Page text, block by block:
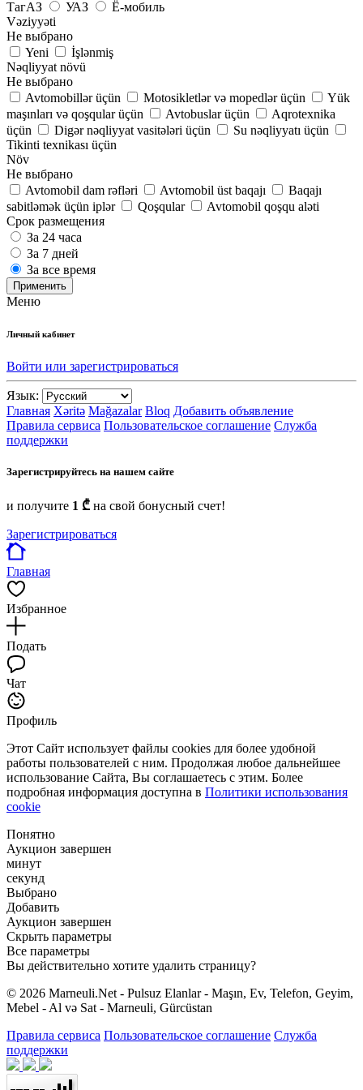
ТагАЗ
УАЗ
Ё-мобиль
Vəziyyəti
Не выбрано
Yeni
İşlənmiş
Nəqliyyat növü
Не выбрано
Avtomobillər üçün
Motosikletlər və mopedlər üçün
Yük
maşınları və qoşqular üçün
Avtobuslar üçün
Aqrotexnika
üçün
Digər nəqliyyat vasitələri üçün
Su nəqliyyatı üçün
Tikinti texnikası üçün
Növ
Не выбрано
Avtomobil dam rəfləri
Avtomobil üst baqajı
Baqajı
sabitləmək üçün iplər
Qoşqular
Avtomobil qoşqu aləti
Срок размещения
За 24 часа
За 7 дней
За все время
Применить
Меню
Личный кабинет
Войти или зарегистрироваться
Язык:
Главная Xəritə Mağazalar Bloq Добавить объявление
Правила сервиса Пользовательское соглашение Служба
поддержки
Зарегистрируйтесь на нашем сайте
и получите 1 ₾ на свой бонусный счет!
Зарегистрироваться
Главная
Избранное
Подать
Чат
Профиль
Этот Сайт использует файлы cookies для более удобной
работы пользователей с ним. Продолжая любое дальнейшее
использование Сайта, Вы соглашаетесь с этим. Более
подробная информация доступна в Политики использования
cookie
Понятно
Аукцион завершен
минут
секунд
Выбрано
Добавить
Аукцион завершен
Скрыть параметры
Все параметры
Вы действительно хотите удалить страницу?
© 2026 Marneuli.Net - Pulsuz Elanlar - Maşın, Ev, Telefon, Geyim,
Mebel - Al və Sat - Marneuli, Gürcüstan
Правила сервиса Пользовательское соглашение Служба
поддержки